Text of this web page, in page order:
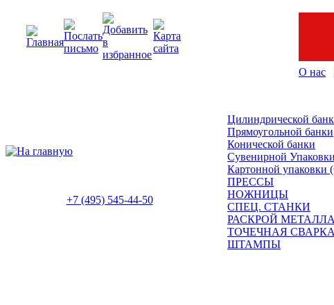
О нас
+7 (495) 545-44-50
Цилиндрической
Прямоугольной банки
Конической банки
Сувенирной Упаковки
Картонной упаковки
ПРЕССЫ
НОЖНИЦЫ
СПЕЦ. СТАНКИ
РАСКРОЙ МЕТАЛЛА
ТОЧЕЧНАЯ СВАРКА
ШТАМПЫ